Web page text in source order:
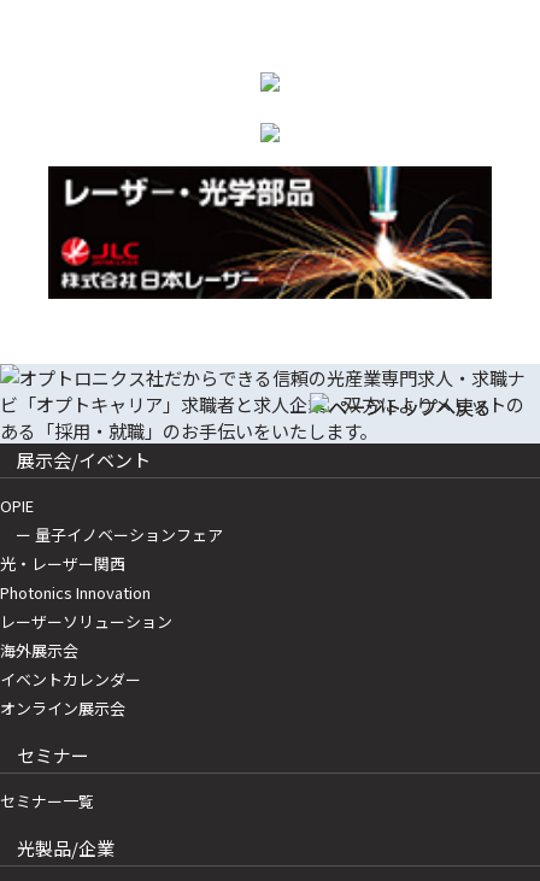
展示会/イベント
OPIE
ー 量子イノベーションフェア
光・レーザー関西
Photonics Innovation
レーザーソリューション
海外展示会
イベントカレンダー
オンライン展示会
セミナー
セミナー一覧
光製品/企業